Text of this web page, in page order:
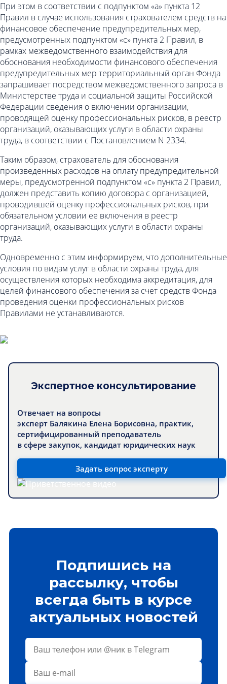
При этом в соответствии с подпунктом «а» пункта 12
Правил в случае использования страхователем средств на
финансовое обеспечение предупредительных мер,
предусмотренных подпунктом «с» пункта 2 Правил, в
рамках межведомственного взаимодействия для
обоснования необходимости финансового обеспечения
предупредительных мер территориальный орган Фонда
запрашивает посредством межведомственного запроса в
Министерстве труда и социальной защиты Российской
Федерации сведения о включении организации,
проводящей оценку профессиональных рисков, в реестр
организаций, оказывающих услуги в области охраны
труда, в соответствии с Постановлением N 2334.
Таким образом, страхователь для обоснования
произведенных расходов на оплату предупредительной
меры, предусмотренной подпунктом «с» пункта 2 Правил,
должен представить копию договора с организацией,
проводившей оценку профессиональных рисков, при
обязательном условии ее включения в реестр
организаций, оказывающих услуги в области охраны
труда.
Одновременно с этим информируем, что дополнительные
условия по видам услуг в области охраны труда, для
осуществления которых необходима аккредитация, для
целей финансового обеспечения за счет средств Фонда
проведения оценки профессиональных рисков
Правилами не устанавливаются.
Экспертное консультирование
Отвечает на вопросы
эксперт Балякина Елена Борисовна, практик,
сертифицированный преподаватель
в сфере закупок, кандидат юридических наук
Задать вопрос эксперту
Подпишись на
рассылку, чтобы
всегда быть в курсе
актуальных новостей